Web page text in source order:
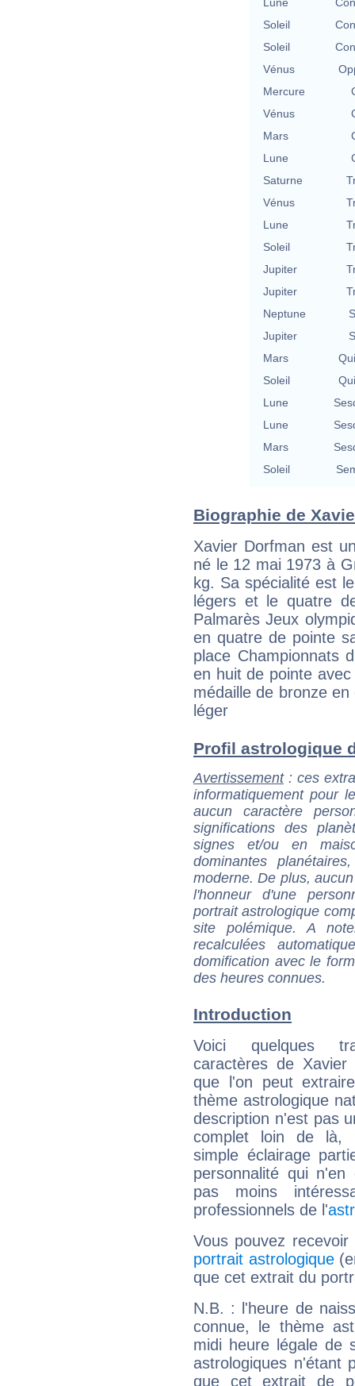
Lune
Soleil
Soleil
Vénus
Mercure
Vénus
Mars
Lune
Saturne
Vénus
Lune
Soleil
Jupiter
Jupiter
Neptune
Jupiter
Mars
Soleil
Lune
Lune
Mars
Soleil
Biographie de
Xavier Dorfman est
né le 12 mai 1973 à
kg. Sa spécialité est
légers et le quatre
Palmarès Jeux
en quatre de pointe
place Championnats
en huit de pointe
médaille de bronze
léger
Profil astrologique
Avertissement: ces
informatiquement pour
aucun caractère
significations des
signes et/ou en
dominantes
moderne. De plus,
l'honneur d'une
portrait astrologique
site polémique. A
recalculées
domification avec le
des heures connues.
Introduction
Voici quelques
caractères de Xavier
que l'on peut
thème astrologique
description n'est pas
complet loin de là,
simple éclairage
personnalité qui n'en
pas moins
professionnels de l'
Vous pouvez
portrait astrologique
que cet extrait du
N.B. : l'heure de
connue, le thème
midi heure légale de
astrologiques n'étant
que cet extrait de